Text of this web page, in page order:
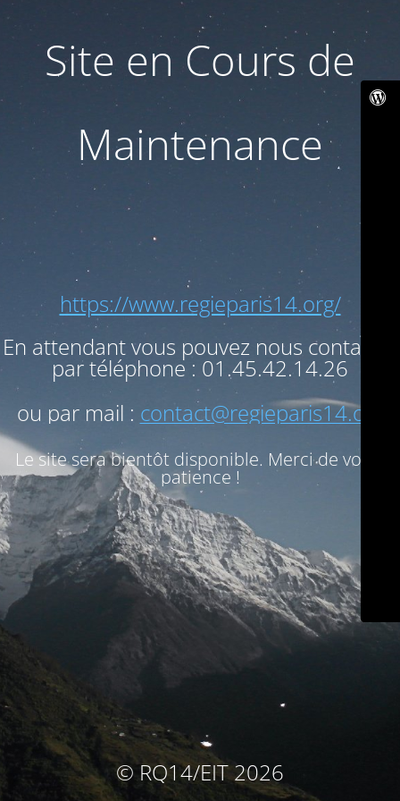
Site en Cours de
Maintenance
https://www.regieparis14.org/
En attendant vous pouvez nous contacter
par téléphone : 01.45.42.14.26
ou par mail : contact@regieparis14.org
Le site sera bientôt disponible. Merci de votre
patience !
© RQ14/EIT 2026